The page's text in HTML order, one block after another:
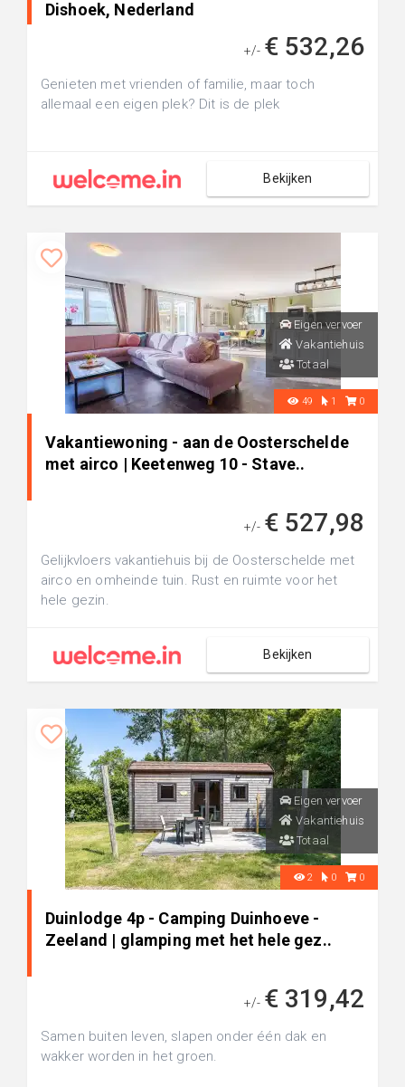
Dishoek, Nederland
+/- € 532,26
Genieten met vrienden of familie, maar toch
allemaal een eigen plek? Dit is de plek
Bekijken
Eigen vervoer
Vakantiehuis
Totaal
49 1 0
Vakantiewoning - aan de Oosterschelde
met airco | Keetenweg 10 - Stave..
+/- € 527,98
Gelijkvloers vakantiehuis bij de Oosterschelde met
airco en omheinde tuin. Rust en ruimte voor het
hele gezin.
Bekijken
Eigen vervoer
Vakantiehuis
Totaal
2 0 0
Duinlodge 4p - Camping Duinhoeve -
Zeeland | glamping met het hele gez..
+/- € 319,42
Samen buiten leven, slapen onder één dak en
wakker worden in het groen.